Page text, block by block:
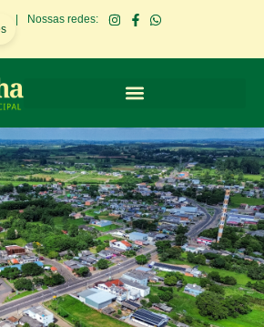
Nossas redes: